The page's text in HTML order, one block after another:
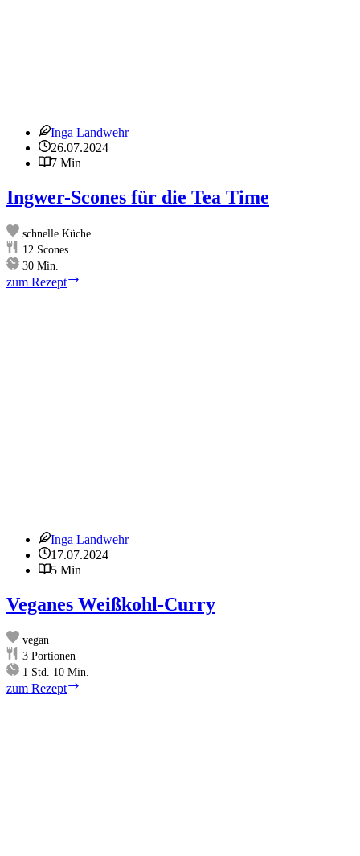
Inga Landwehr
26.07.2024
7 Min
Ingwer-Scones für die Tea Time
schnelle Küche
12 Scones
30Minuten
Min.
zum Rezept
Inga Landwehr
17.07.2024
5 Min
Veganes Weißkohl-Curry
vegan
3 Portionen
1 Stunde
Std. 10Minuten
Min.
zum Rezept